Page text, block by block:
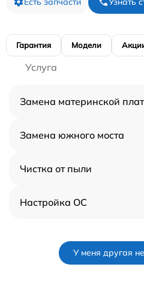
Гарантия Модели
Услуга
Замена материнской
Замена южного моста
Чистка от пыли
Настройка ОС
У меня другая